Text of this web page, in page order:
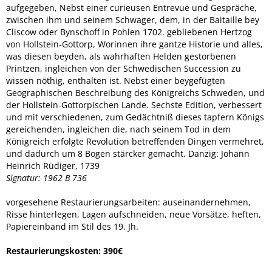
aufgegeben, Nebst einer curieusen Entrevuë und Gespräche,
zwischen ihm und seinem Schwager, dem, in der Baitaille bey
Cliscow oder Bynschoff in Pohlen 1702. gebliebenen Hertzog
von Hollstein-Gottorp, Worinnen ihre gantze Historie und alles,
was diesen beyden, als wahrhaften Helden gestorbenen
Printzen, ingleichen von der Schwedischen Succession zu
wissen nöthig, enthalten ist. Nebst einer beygefügten
Geographischen Beschreibung des Königreichs Schweden, und
der Hollstein-Gottorpischen Lande. Sechste Edition, verbessert
und mit verschiedenen, zum Gedächtniß dieses tapfern Königs
gereichenden, ingleichen die, nach seinem Tod in dem
Königreich erfolgte Revolution betreffenden Dingen vermehret,
und dadurch um 8 Bogen stärcker gemacht. Danzig: Johann
Heinrich Rüdiger, 1739
Signatur: 1962 B 736
vorgesehene Restaurierungsarbeiten: auseinandernehmen,
Risse hinterlegen, Lagen aufschneiden, neue Vorsätze, heften,
Papiereinband im Stil des 19. Jh.
Restaurierungskosten: 390€